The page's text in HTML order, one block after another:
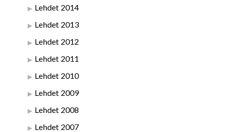
Lehdet 2014
Lehdet 2013
Lehdet 2012
Lehdet 2011
Lehdet 2010
Lehdet 2009
Lehdet 2008
Lehdet 2007